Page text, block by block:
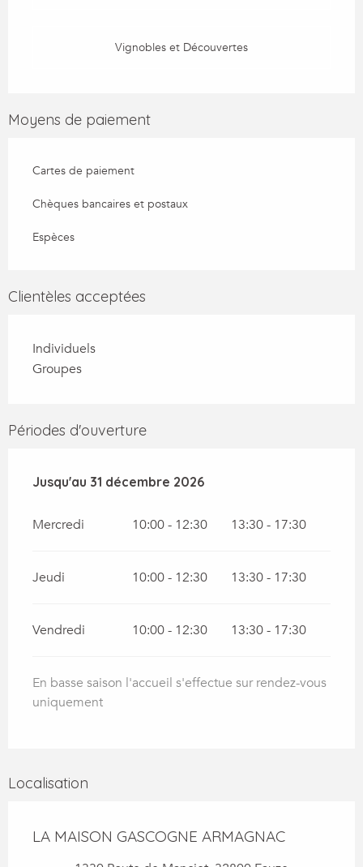
Vignobles et Découvertes
Moyens de paiement
Cartes de paiement
Chèques bancaires et postaux
Espèces
Clientèles acceptées
Individuels
Groupes
Périodes d'ouverture
Du2 janvier 2026au31 décembre 2026
Jusqu'au 31 décembre 2026
Mercredi 10:00 - 12:30 13:30 - 17:30
Jeudi 10:00 - 12:30 13:30 - 17:30
Vendredi 10:00 - 12:30 13:30 - 17:30
En basse saison l'accueil s'effectue sur rendez-vous
uniquement
Localisation
LA MAISON GASCOGNE ARMAGNAC